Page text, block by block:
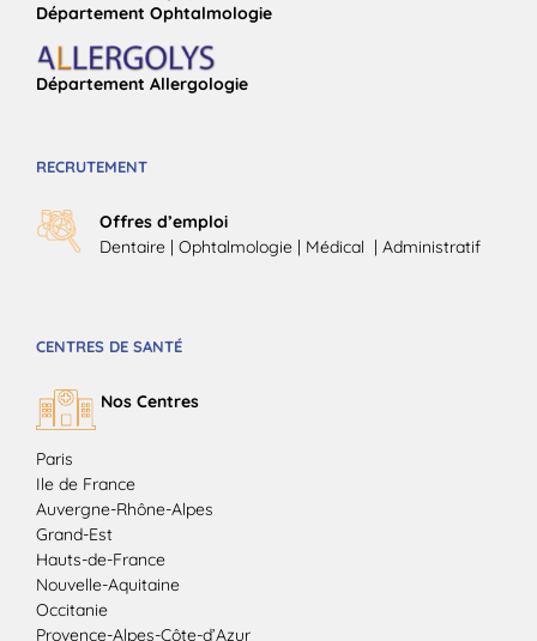
Département Ophtalmologie
Département Allergologie
RECRUTEMENT
Offres d’emploi
Dentaire | Ophtalmologie | Médical | Administratif
CENTRES DE SANTÉ
Nos Centres
Paris
Ile de France
Auvergne-Rhône-Alpes
Grand-Est
Hauts-de-France
Nouvelle-Aquitaine
Occitanie
Provence-Alpes-Côte-d’Azur